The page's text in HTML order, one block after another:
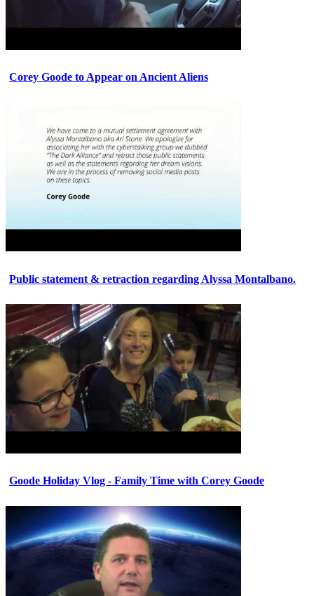
Corey Goode to Appear on Ancient Aliens
Public statement & retraction regarding Alyssa Montalbano.
Goode Holiday Vlog - Family Time with Corey Goode